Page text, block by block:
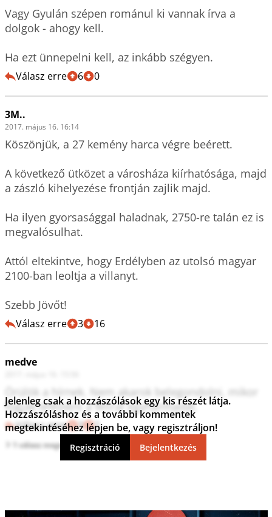
Vagy Gyulán szépen románul ki vannak írva a
dolgok - ahogy kell.
Ha ezt ünnepelni kell, az inkább szégyen.
Válasz erre 6 0
3M..
2017. május 16. 16:14
Köszönjük, a 27 kemény harca végre beérett.
A következő ütközet a városháza kiírhatósága, majd
a zászló kihelyezése frontján zajlik majd.
Ha ilyen gyorsasággal haladnak, 2750-re talán ez is
megvalósulhat.
Attól eltekintve, hogy Erdélyben az utolsó magyar
2100-ban leoltja a villanyt.
Szebb Jövőt!
Válasz erre 3 16
medve
Örülök a hírnek. Nem akarok belegondolni, mikor
fogják lefesteni a felirat egyharmadát.
Válasz erre 3 2
1 válasz megtekintése
Jelenleg csak a hozzászólások egy kis részét látja.
Hozzászóláshoz és a további kommentek
megtekintéséhez lépjen be, vagy regisztráljon!
Regisztráció Bejelentkezés